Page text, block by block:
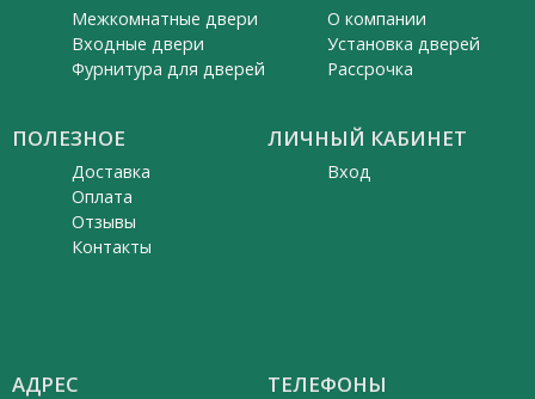
Межкомнатные двери
Входные двери
Фурнитура для дверей
ПОЛЕЗНОЕ
Доставка
Оплата
Отзывы
Контакты
О компании
Установка дверей
Рассрочка
ЛИЧНЫЙ КАБИНЕТ
Вход
АДРЕС ТЕЛЕФОНЫ